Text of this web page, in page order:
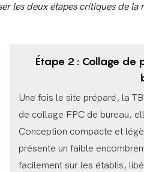
les deux étapes critiques de la
Étape 2 : Collage de
Une fois le site préparé, la
de collage FPC de bureau,
Conception compacte et
présente un faible
facilement sur les établis,